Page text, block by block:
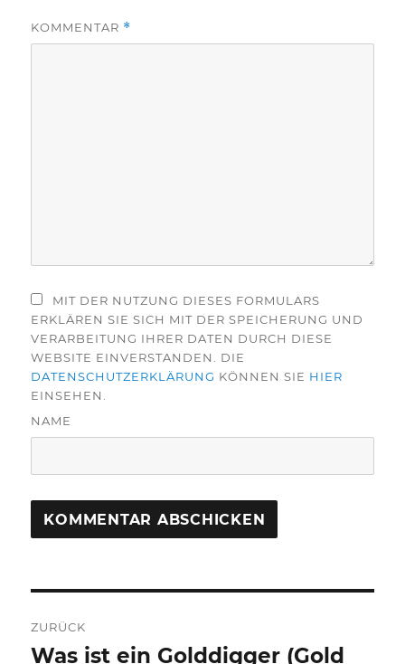
KOMMENTAR *
MIT DER NUTZUNG DIESES FORMULARS
ERKLÄREN SIE SICH MIT DER SPEICHERUNG UND
VERARBEITUNG IHRER DATEN DURCH DIESE
WEBSITE EINVERSTANDEN. DIE
DATENSCHUTZERKLÄRUNG KÖNNEN SIE HIER
EINSEHEN.
NAME
ZURÜCK
Vorheriger
Was ist ein Golddigger (Gold